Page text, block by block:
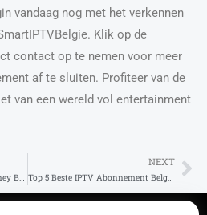
vandaag nog met het verkennen
Klik op de
contact op te nemen voor meer
af te sluiten. Profiteer van de
van een wereld vol entertainment
Top 1 IPTV België: Be IPTV, Honey Bee IPTV
NEXT
Top 5 Beste IPTV Abonnement België 2025